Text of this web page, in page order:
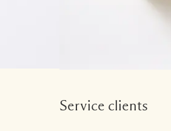
Service clients